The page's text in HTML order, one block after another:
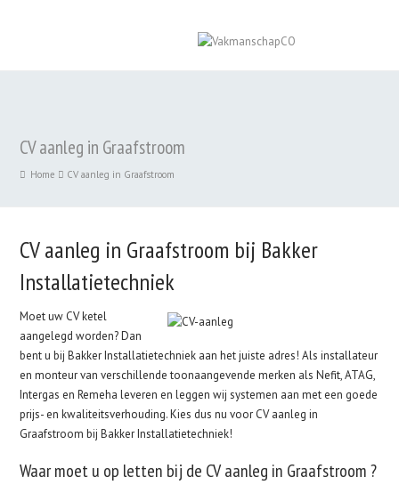
CV aanleg in Graafstroom
Home CV aanleg in Graafstroom
CV aanleg in Graafstroom bij Bakker
Installatietechniek
Moet uw CV ketel
aangelegd worden? Dan
bent u bij Bakker Installatietechniek aan het juiste adres! Als installateur
en monteur van verschillende toonaangevende merken als Nefit, ATAG,
Intergas en Remeha leveren en leggen wij systemen aan met een goede
prijs- en kwaliteitsverhouding. Kies dus nu voor CV aanleg in
Graafstroom bij Bakker Installatietechniek!
Waar moet u op letten bij de CV aanleg in Graafstroom ?